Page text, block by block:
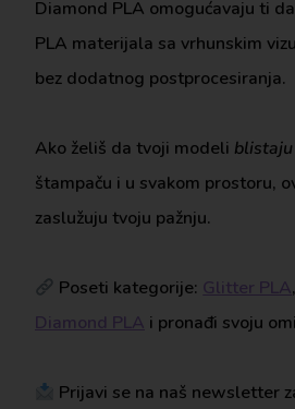
Diamond PLA omogućavaju ti
PLA materijala sa vrhunskim
bez dodatnog postprocesiranja.
Ako želiš da tvoji modeli blistaju
štampaču i u svakom prostoru,
zaslužuju tvoju pažnju.
Poseti kategorije: Glitter PLA,
Diamond PLA i pronađi svoju
Prijavi se na naš newsletter